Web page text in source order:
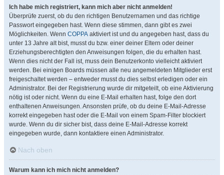
Ich habe mich registriert, kann mich aber nicht anmelden!
Überprüfe zuerst, ob du den richtigen Benutzernamen und das richtige
Passwort eingegeben hast. Wenn diese stimmen, dann gibt es zwei
Möglichkeiten. Wenn COPPA aktiviert ist und du angegeben hast, dass du
unter 13 Jahre alt bist, musst du bzw. einer deiner Eltern oder deiner
Erziehungsberechtigten den Anweisungen folgen, die du erhalten hast.
Wenn dies nicht der Fall ist, muss dein Benutzerkonto vielleicht aktiviert
werden. Bei einigen Boards müssen alle neu angemeldeten Mitglieder erst
freigeschaltet werden – entweder musst du dies selbst erledigen oder ein
Administrator. Bei der Registrierung wurde dir mitgeteilt, ob eine Aktivierung
nötig ist oder nicht. Wenn du eine E-Mail erhalten hast, folge den dort
enthaltenen Anweisungen. Ansonsten prüfe, ob du deine E-Mail-Adresse
korrekt eingegeben hast oder die E-Mail von einem Spam-Filter blockiert
wurde. Wenn du dir sicher bist, dass deine E-Mail-Adresse korrekt
eingegeben wurde, dann kontaktiere einen Administrator.
Nach oben
Warum kann ich mich nicht anmelden?